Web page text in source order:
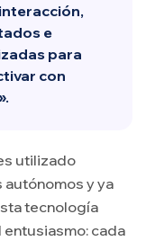
e
para
con
utilizado
autónomos y ya
tecnología
entusiasmo: cada